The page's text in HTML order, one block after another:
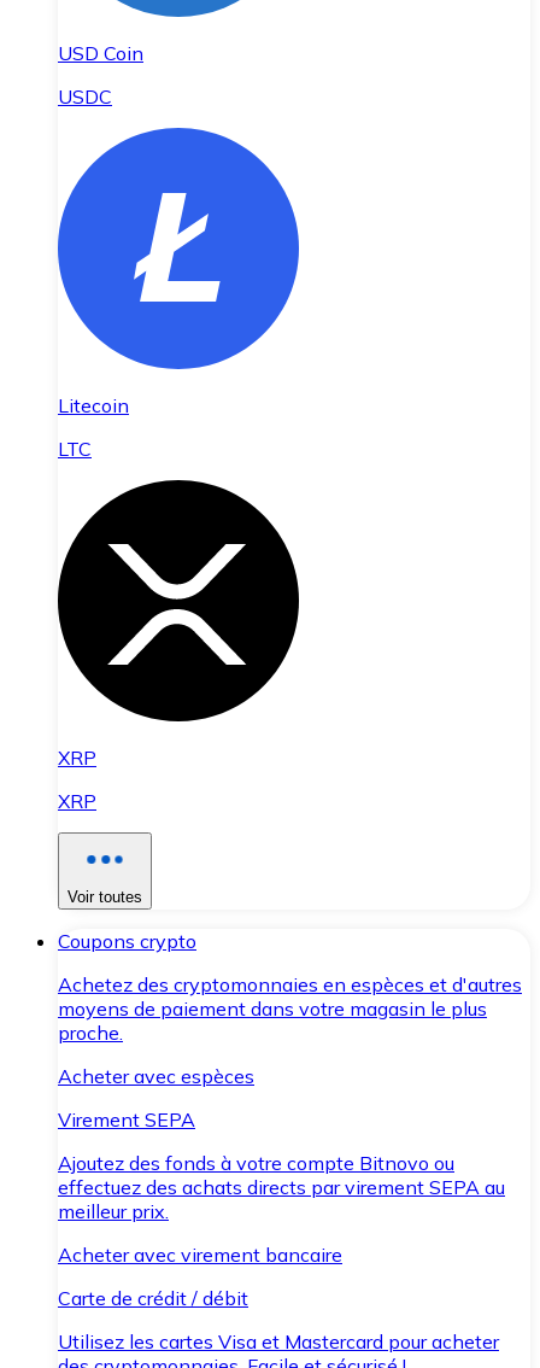
USD Coin
USDC
Litecoin
LTC
XRP
XRP
Voir toutes
Coupons crypto
Achetez des cryptomonnaies en espèces et d'autres
moyens de paiement dans votre magasin le plus
proche.
Acheter avec espèces
Virement SEPA
Ajoutez des fonds à votre compte Bitnovo ou
effectuez des achats directs par virement SEPA au
meilleur prix.
Acheter avec virement bancaire
Carte de crédit / débit
Utilisez les cartes Visa et Mastercard pour acheter